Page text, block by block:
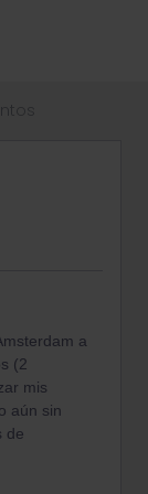
a
(2
mis
aún sin
de